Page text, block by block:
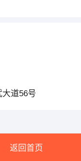
道56号
返回首页